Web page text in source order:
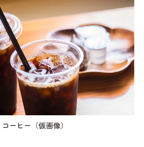
コーヒー（仮画像）